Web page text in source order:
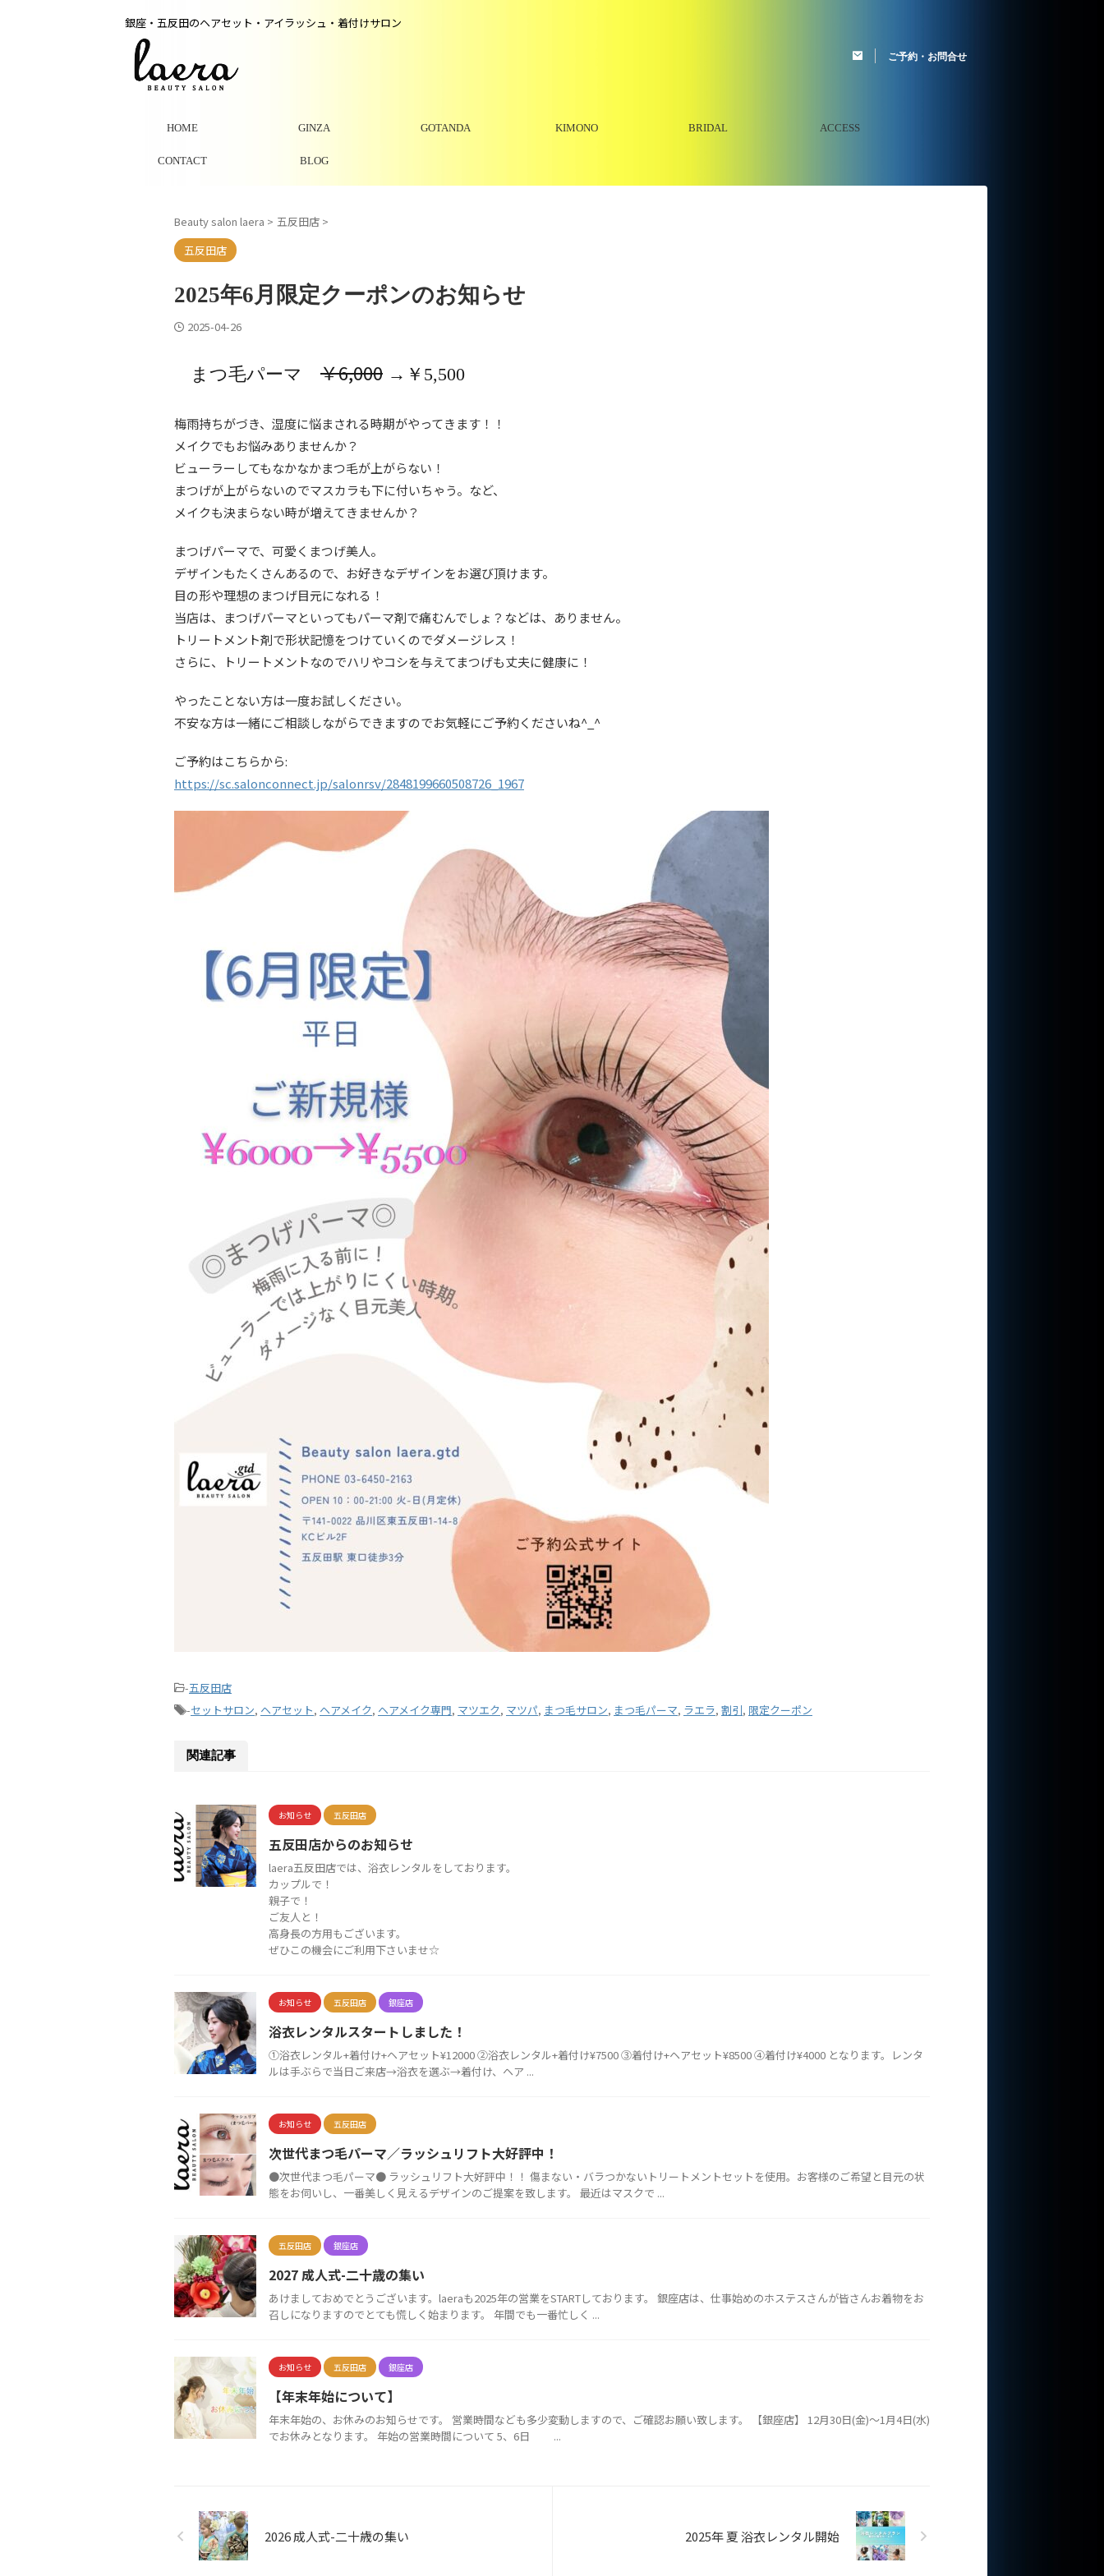
銀座・五反田のヘアセット・アイラッシュ・着付けサロン
ご予約・お問合せ
HOME GINZA GOTANDA KIMONO BRIDAL ACCESS
CONTACT BLOG
Beauty salon laera > 五反田店 >
五反田店
2025年6月限定クーポンのお知らせ
2025-04-26
まつ毛パーマ ￥6,000 →￥5,500
梅雨持ちがづき、湿度に悩まされる時期がやってきます！！
メイクでもお悩みありませんか？
ビューラーしてもなかなかまつ毛が上がらない！
まつげが上がらないのでマスカラも下に付いちゃう。など、
メイクも決まらない時が増えてきませんか？
まつげパーマで、可愛くまつげ美人。
デザインもたくさんあるので、お好きなデザインをお選び頂けます。
目の形や理想のまつげ目元になれる！
当店は、まつげパーマといってもパーマ剤で痛むんでしょ？などは、ありません。
トリートメント剤で形状記憶をつけていくのでダメージレス！
さらに、トリートメントなのでハリやコシを与えてまつげも丈夫に健康に！
やったことない方は一度お試しください。
不安な方は一緒にご相談しながらできますのでお気軽にご予約くださいね^_^
ご予約はこちらから:
https://sc.salonconnect.jp/salonrsv/2848199660508726_1967
-五反田店
-セットサロン, ヘアセット, ヘアメイク, ヘアメイク専門, マツエク, マツパ, まつ毛サロン, まつ毛パーマ, ラエラ, 割引, 限定クーポン
関連記事
お知らせ 五反田店
五反田店からのお知らせ
laera五反田店では、浴衣レンタルをしております。
カップルで！
親子で！
ご友人と！
高身長の方用もございます。
ぜひこの機会にご利用下さいませ☆
お知らせ 五反田店 銀座店
浴衣レンタルスタートしました！
①浴衣レンタル+着付け+ヘアセット¥12000 ②浴衣レンタル+着付け¥7500 ③着付け+ヘアセット¥8500 ④着付け¥4000 となります。レンタ
ルは手ぶらで当日ご来店→浴衣を選ぶ→着付け、ヘア ...
お知らせ 五反田店
次世代まつ毛パーマ／ラッシュリフト大好評中！
●次世代まつ毛パーマ● ラッシュリフト大好評中！！ 傷まない・バラつかないトリートメントセットを使用。お客様のご希望と目元の状
態をお伺いし、一番美しく見えるデザインのご提案を致します。 最近はマスクで ...
五反田店 銀座店
2027 成人式-二十歳の集い
あけましておめでとうございます。laeraも2025年の営業をSTARTしております。 銀座店は、仕事始めのホステスさんが皆さんお着物をお
召しになりますのでとても慌しく始まります。 年間でも一番忙しく ...
お知らせ 五反田店 銀座店
【年末年始について】
年末年始の、お休みのお知らせです。 営業時間なども多少変動しますので、ご確認お願い致します。 【銀座店】 12月30日(金)〜1月4日(水)
でお休みとなります。 年始の営業時間について 5、6日 ...
2026 成人式-二十歳の集い 2025年 夏 浴衣レンタル開始